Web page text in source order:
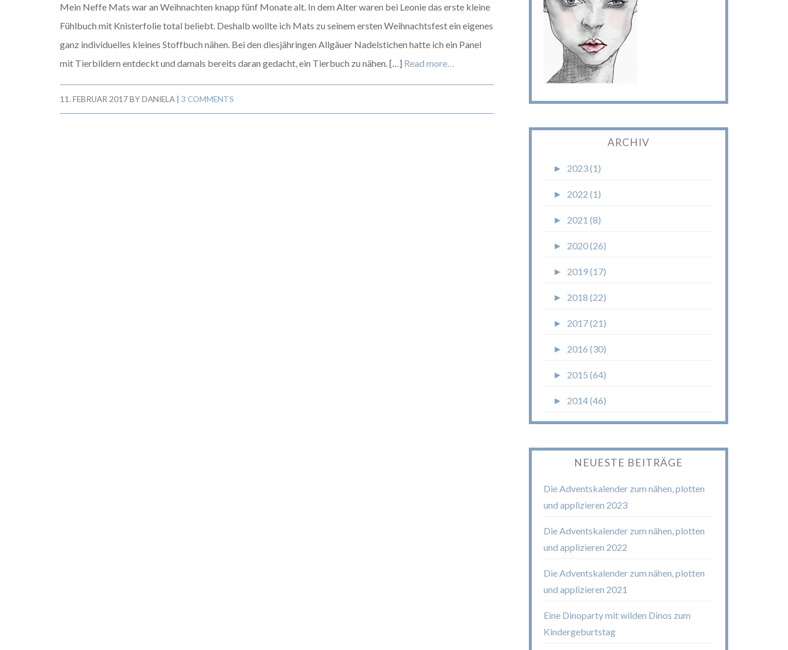
Mein Neffe Mats war an Weihnachten knapp fünf Monate alt. In dem Alter waren bei Leonie das erste kleine
Fühlbuch mit Knisterfolie total beliebt. Deshalb wollte ich Mats zu seinem ersten Weihnachtsfest ein eigenes
ganz individuelles kleines Stoffbuch nähen. Bei den diesjähringen Allgäuer Nadelstichen hatte ich ein Panel
mit Tierbildern entdeckt und damals bereits daran gedacht, ein Tierbuch zu nähen. […] Read more…
11. FEBRUAR 2017BYDANIELA 3 COMMENTS
ARCHIV
► 2023 (1)
► 2022 (1)
► 2021 (8)
► 2020 (26)
► 2019 (17)
► 2018 (22)
► 2017 (21)
► 2016 (30)
► 2015 (64)
► 2014 (46)
NEUESTE BEITRÄGE
Die Adventskalender zum nähen, plotten
und applizieren 2023
Die Adventskalender zum nähen, plotten
und applizieren 2022
Die Adventskalender zum nähen, plotten
und applizieren 2021
Eine Dinoparty mit wilden Dinos zum
Kindergeburtstag